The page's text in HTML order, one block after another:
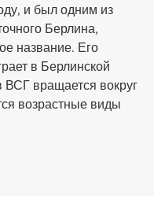
и был одним из
Берлина,
название. Его
в Берлинской
ВСГ вращается вокруг
возрастные виды